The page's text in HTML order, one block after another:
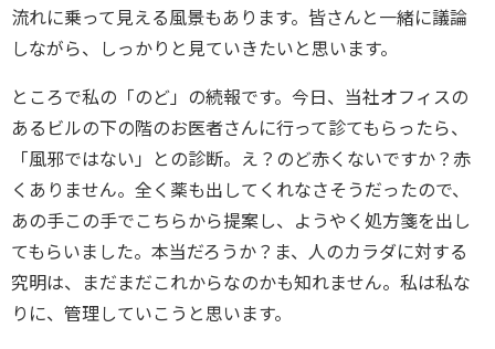
流れに乗って見える風景もあります。皆さんと一緒に議論
しながら、しっかりと見ていきたいと思います。
ところで私の「のど」の続報です。今日、当社オフィスの
あるビルの下の階のお医者さんに行って診てもらったら、
「風邪ではない」との診断。え？のど赤くないですか？赤
くありません。全く薬も出してくれなさそうだったので、
あの手この手でこちらから提案し、ようやく処方箋を出し
てもらいました。本当だろうか？ま、人のカラダに対する
究明は、まだまだこれからなのかも知れません。私は私な
りに、管理していこうと思います。